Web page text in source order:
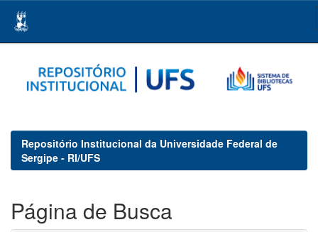
navigation
Repositório Institucional da Universidade Federal de
Sergipe - RI/UFS
Página de Busca